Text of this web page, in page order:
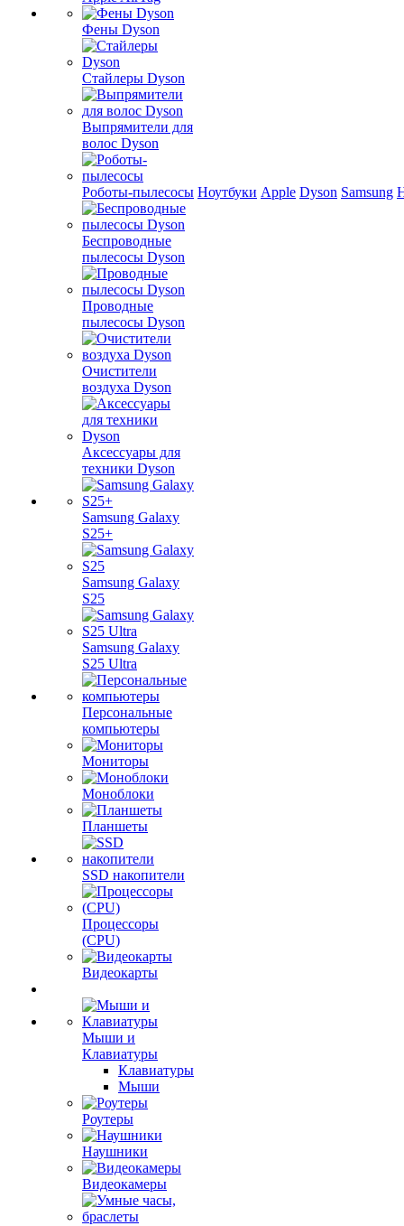
Фены Dyson
Стайлеры Dyson
Выпрямители для
волос Dyson
Роботы-пылесосы
Беспроводные
пылесосы Dyson
Проводные
пылесосы Dyson
Очистители
воздуха Dyson
Аксессуары для
техники Dyson
Samsung Galaxy
S25+
Samsung Galaxy
S25
Samsung Galaxy
S25 Ultra
Персональные
компьютеры
Мониторы
Моноблоки
Планшеты
SSD накопители
Процессоры
(CPU)
Видеокарты
Мыши и
Клавиатуры
Клавиатуры
Мыши
Роутеры
Наушники
Видеокамеры
Ноутбуки Apple Dyson Samsung